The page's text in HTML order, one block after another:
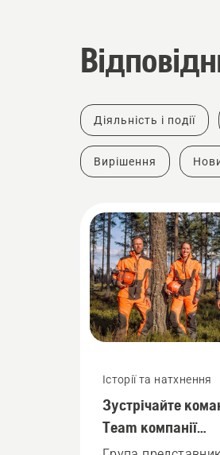
Діяльність і події
Вирішення
Історії та натхнення
Зустрічайте
Team компанії
Husqvarna –